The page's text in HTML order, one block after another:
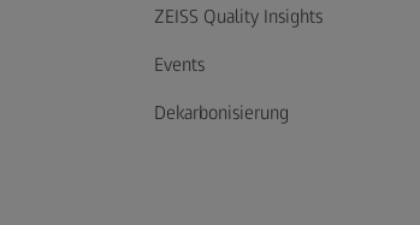
ZEISS Quality Insights
Events
Dekarbonisierung